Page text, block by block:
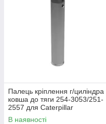
Палець кріплення г/циліндра
ковша до тяги 254-3053/251-
2557 для Caterpillar
325D/329D
В наявності